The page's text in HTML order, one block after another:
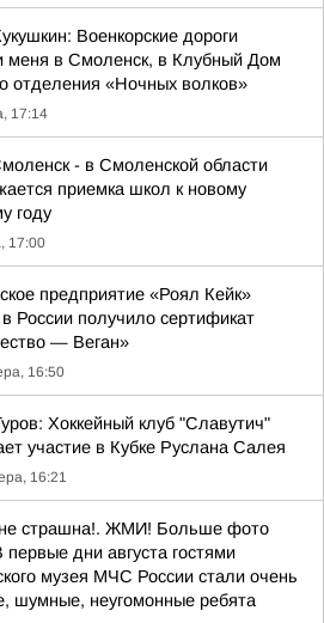
Военкорские дороги
меня в Смоленск, в Клубный Дом
отделения «Ночных волков»
17:14
- в Смоленской области
приемка школ к новому
году
17:00
предприятие «Роял Кейк»
России получило сертификат
— Веган»
16:50
Хоккейный клуб "Славутич"
участие в Кубке Руслана Салея
16:21
страшна!. ЖМИ! Больше фото
первые дни августа гостями
музея МЧС России стали очень
шумные, неугомонные ребята